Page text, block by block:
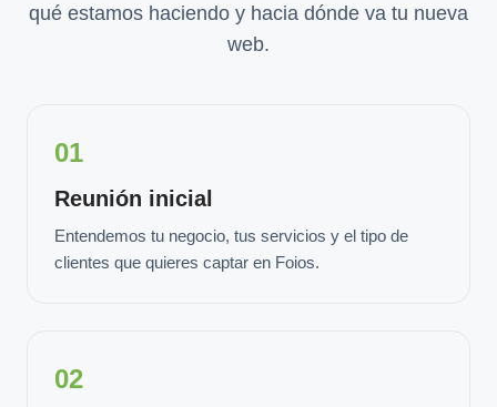
qué estamos haciendo y hacia dónde va tu nueva
web.
01
Reunión inicial
Entendemos tu negocio, tus servicios y el tipo de
clientes que quieres captar en Foios.
02